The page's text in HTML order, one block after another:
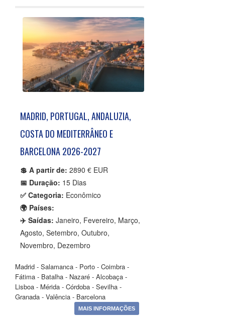
MADRID, PORTUGAL, ANDALUZIA,
COSTA DO MEDITERRÂNEO E
BARCELONA 2026-2027
💲 A partir de: 2890 € EUR
📅 Duração: 15 Dias
✅ Categoria: Econômico
🌍 Países:
✈️ Saídas: Janeiro, Fevereiro, Março,
Agosto, Setembro, Outubro,
Novembro, Dezembro
Madrid - Salamanca - Porto - Coimbra -
Fátima - Batalha - Nazaré - Alcobaça -
Lisboa - Mérida - Córdoba - Sevilha -
Granada - Valência - Barcelona
MAIS INFORMAÇÕES